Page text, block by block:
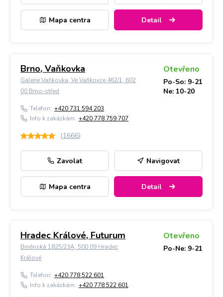
Mapa centra Detail
Brno, Vaňkovka
Galerie Vaňkovka, Ve Vaňkovce 462/1, 602
00 Brno-střed
Otevřeno
Po-So: 9-21
Ne: 10-20
Telefon: +420 731 594 203
Info k zakázkám: +420 778 759 707
(1666)
Zavolat Navigovat
Mapa centra Detail
Hradec Králové, Futurum
Brněnská 1825/23A, 500 09 Hradec
Králové
Otevřeno
Po-Ne: 9-21
Telefon: +420 778 522 601
Info k zakázkám: +420 778 522 601